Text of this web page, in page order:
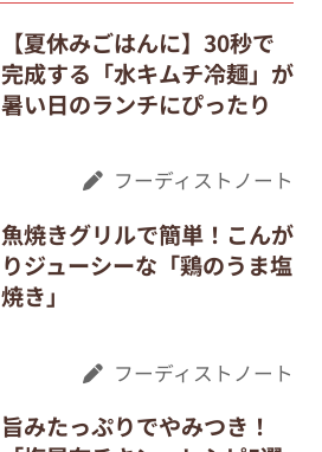
【夏休みごはんに】30秒で
完成する「水キムチ冷麺」が
暑い日のランチにぴったり
フーディストノート
魚焼きグリルで簡単！こんが
りジューシーな「鶏のうま塩
焼き」
フーディストノート
旨みたっぷりでやみつき！